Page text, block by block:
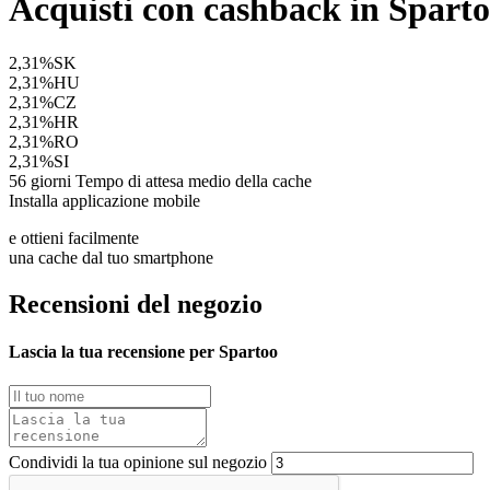
Acquisti con cashback in
2,31%SK
2,31%HU
2,31%CZ
2,31%HR
2,31%RO
2,31%SI
56 giorni Tempo di attesa medio della cache
Installa applicazione mobile
e ottieni facilmente
una cache dal tuo smartphone
Recensioni del negozio
Lascia la tua recensione per Spartoo
Condividi la tua opinione sul negozio